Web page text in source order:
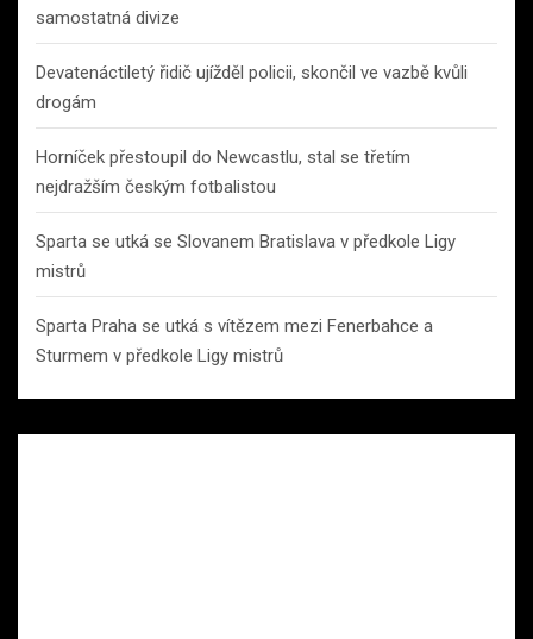
samostatná divize
Devatenáctiletý řidič ujížděl policii, skončil ve vazbě kvůli
drogám
Horníček přestoupil do Newcastlu, stal se třetím
nejdražším českým fotbalistou
Sparta se utká se Slovanem Bratislava v předkole Ligy
mistrů
Sparta Praha se utká s vítězem mezi Fenerbahce a
Sturmem v předkole Ligy mistrů